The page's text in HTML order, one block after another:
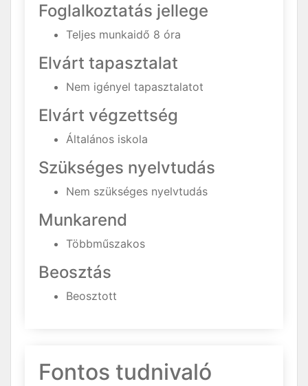
Foglalkoztatás jellege
Teljes munkaidő 8 óra
Elvárt tapasztalat
Nem igényel tapasztalatot
Elvárt végzettség
Általános iskola
Szükséges nyelvtudás
Nem szükséges nyelvtudás
Munkarend
Többműszakos
Beosztás
Beosztott
Fontos tudnivaló